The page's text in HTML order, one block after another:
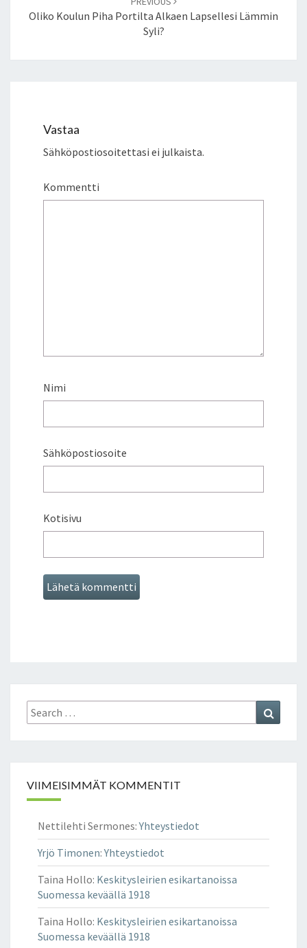
Oliko Koulun Piha Portilta Alkaen Lapsellesi Lämmin
Syli?
Vastaa
Sähköpostiosoitettasi ei julkaista.
Kommentti
Nimi
Sähköpostiosoite
Kotisivu
Search
for:
VIIMEISIMMÄT KOMMENTIT
Nettilehti Sermones:Yhteystiedot
Yrjö Timonen:Yhteystiedot
Taina Hollo: Keskitysleirien esikartanoissa
Suomessa keväällä 1918
Taina Hollo: Keskitysleirien esikartanoissa
Suomessa keväällä 1918